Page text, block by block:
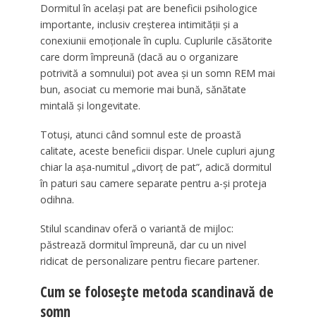
Dormitul în același pat are beneficii psihologice
importante, inclusiv creșterea intimității și a
conexiunii emoționale în cuplu. Cuplurile căsătorite
care dorm împreună (dacă au o organizare
potrivită a somnului) pot avea și un somn REM mai
bun, asociat cu memorie mai bună, sănătate
mintală și longevitate.
Totuși, atunci când somnul este de proastă
calitate, aceste beneficii dispar. Unele cupluri ajung
chiar la așa-numitul „divorț de pat”, adică dormitul
în paturi sau camere separate pentru a-și proteja
odihna.
Stilul scandinav oferă o variantă de mijloc:
păstrează dormitul împreună, dar cu un nivel
ridicat de personalizare pentru fiecare partener.
Cum se folosește metoda scandinavă de
somn